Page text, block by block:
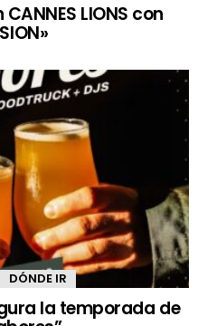
LIONS con
DÓNDE IR
la temporada de